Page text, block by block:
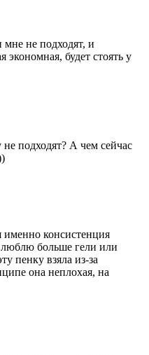
не подходят, и
экономная, будет стоять у
подходят? А чем сейчас
консистенция
люблю больше гели или
пенку взяла из-за
она неплохая, на